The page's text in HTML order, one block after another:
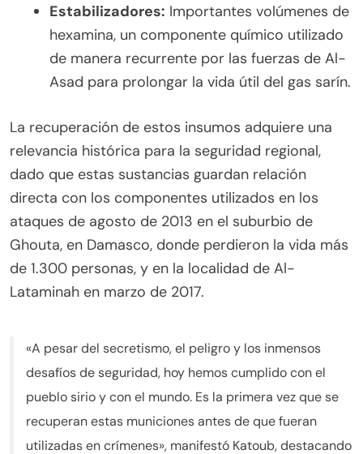
Estabilizadores: Importantes volúmenes de
hexamina, un componente químico utilizado
de manera recurrente por las fuerzas de Al-
Asad para prolongar la vida útil del gas sarín.
La recuperación de estos insumos adquiere una
relevancia histórica para la seguridad regional,
dado que estas sustancias guardan relación
directa con los componentes utilizados en los
ataques de agosto de 2013 en el suburbio de
Ghouta, en Damasco, donde perdieron la vida más
de 1.300 personas, y en la localidad de Al-
Lataminah en marzo de 2017.
«A pesar del secretismo, el peligro y los inmensos
desafíos de seguridad, hoy hemos cumplido con el
pueblo sirio y con el mundo. Es la primera vez que se
recuperan estas municiones antes de que fueran
utilizadas en crímenes», manifestó Katoub, destacando